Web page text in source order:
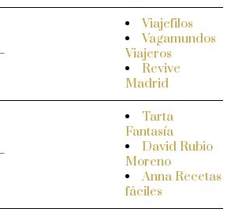
Viajefilos
Vagamundos
Viajeros
Revive
Madrid
Tarta
Fantasía
David Rubio
Moreno
Anna Recetas
fáciles